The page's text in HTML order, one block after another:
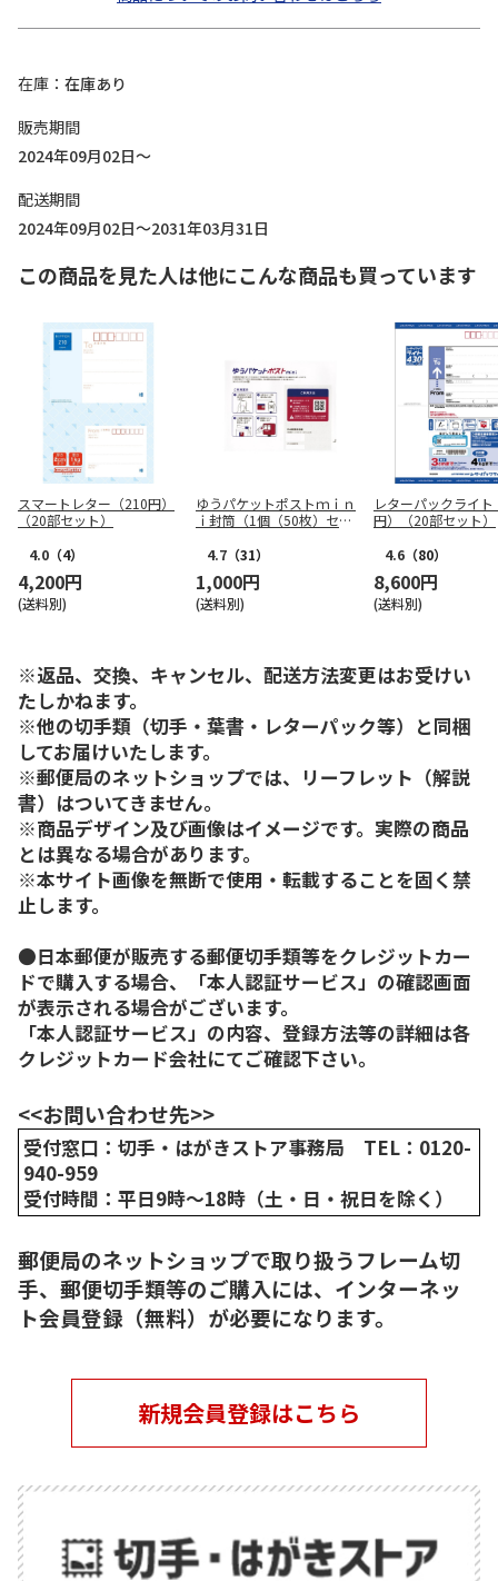
在庫
在庫あり
販売期間
2024年09月02日～
配送期間
2024年09月02日～2031年03月31日
この商品を見た人は他にこんな商品も買っています
スマートレター（210円）
（20部セット）
4.0 （4）
4,200円
(送料別)
ゆうパケットポストｍｉｎ
ｉ封筒（1個（50枚）セッ
4.7 （31）
1,000円
(送料別)
レターパックライ
円）（20部セット）
4.6 （80）
8,600円
(送料別)
※返品、交換、キャンセル、配送方法変更はお受けい
たしかねます。
※他の切手類（切手・葉書・レターパック等）と同梱
してお届けいたします。
※郵便局のネットショップでは、リーフレット（解説
書）はついてきません。
※商品デザイン及び画像はイメージです。実際の商品
とは異なる場合があります。
※本サイト画像を無断で使用・転載することを固く禁
止します。
●日本郵便が販売する郵便切手類等をクレジットカー
ドで購入する場合、「本人認証サービス」の確認画面
が表示される場合がございます。
「本人認証サービス」の内容、登録方法等の詳細は各
クレジットカード会社にてご確認下さい。
<<お問い合わせ先>>
受付窓口：切手・はがきストア事務局 TEL：0120-
940-959
受付時間：平日9時～18時（土・日・祝日を除く）
郵便局のネットショップで取り扱うフレーム切
手、郵便切手類等のご購入には、インターネッ
ト会員登録（無料）が必要になります。
新規会員登録はこちら